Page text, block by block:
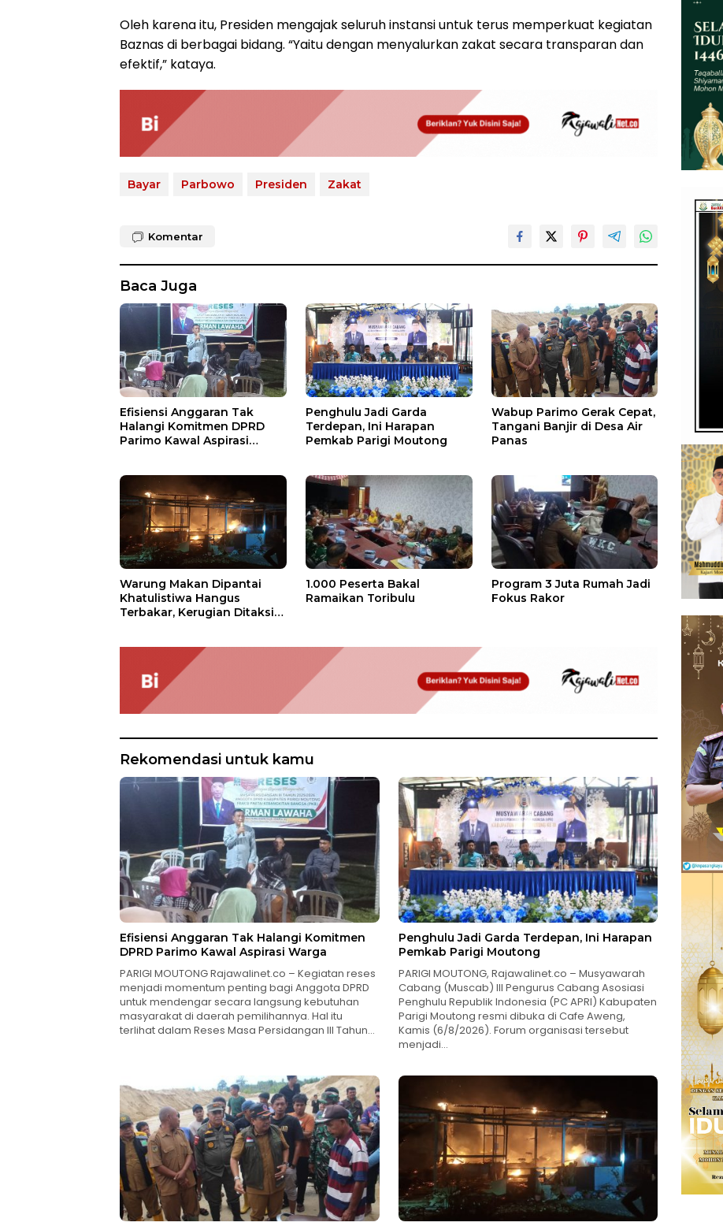
Oleh karena itu, Presiden mengajak seluruh instansi untuk terus memperkuat kegiatan
Baznas di berbagai bidang. “Yaitu dengan menyalurkan zakat secara transparan dan
efektif,” kataya.
Bayar Parbowo Presiden Zakat
Komentar
Baca Juga
Efisiensi Anggaran Tak
Halangi Komitmen DPRD
Parimo Kawal Aspirasi
Penghulu Jadi Garda
Terdepan, Ini Harapan
Pemkab Parigi Moutong
Wabup Parimo Gerak Cepat,
Tangani Banjir di Desa Air
Panas
Warung Makan Dipantai
Khatulistiwa Hangus
Terbakar, Kerugian Ditaksir
1.000 Peserta Bakal
Ramaikan Toribulu
Program 3 Juta Rumah Jadi
Fokus Rakor
Rekomendasi untuk kamu
Efisiensi Anggaran Tak Halangi Komitmen
DPRD Parimo Kawal Aspirasi Warga
PARIGI MOUTONG Rajawalinet.co – Kegiatan reses
menjadi momentum penting bagi Anggota DPRD
untuk mendengar secara langsung kebutuhan
masyarakat di daerah pemilihannya. Hal itu
terlihat dalam Reses Masa Persidangan III Tahun…
Penghulu Jadi Garda Terdepan, Ini Harapan
Pemkab Parigi Moutong
PARIGI MOUTONG, Rajawalinet.co – Musyawarah
Cabang (Muscab) III Pengurus Cabang Asosiasi
Penghulu Republik Indonesia (PC APRI) Kabupaten
Parigi Moutong resmi dibuka di Cafe Aweng,
Kamis (6/8/2026). Forum organisasi tersebut
menjadi…